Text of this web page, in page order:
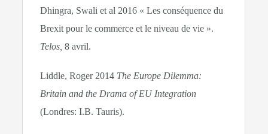
Dhingra, Swali et al 2016 « Les conséquence du
Brexit pour le commerce et le niveau de vie ».
Telos,8 avril.
Liddle, Roger 2014 The Europe Dilemma:
Britain and the Drama of EU Integration
(Londres: I.B. Tauris).